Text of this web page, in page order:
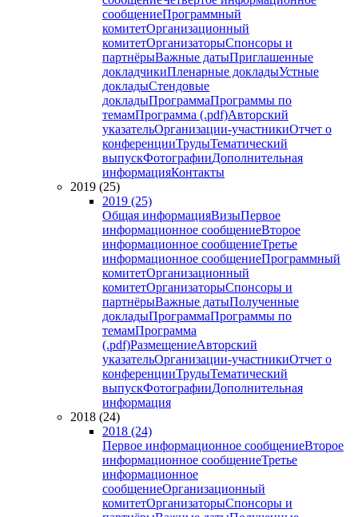
сообщениеПрограммный
комитетОрганизационный
комитетОрганизаторыСпонсоры и
партнёрыВажные датыПриглашенные
докладчикиПленарные докладыУстные
докладыСтендовые
докладыПрограммаПрограммы по
темамПрограмма (.pdf)Авторский
указательОрганизации-участникиОтчет о
конференцииТрудыТематический
выпускФотографииДополнительная
информацияКонтакты
2019 (25)
2019 (25)
Общая информацияВизыПервое
информационное сообщениеВторое
информационное сообщениеТретье
информационное сообщениеПрограммный
комитетОрганизационный
комитетОрганизаторыСпонсоры и
партнёрыВажные датыПолученные
докладыПрограммаПрограммы по
темамПрограмма
(.pdf)РазмещениеАвторский
указательОрганизации-участникиОтчет о
конференцииТрудыТематический
выпускФотографииДополнительная
информация
2018 (24)
2018 (24)
Первое информационное сообщениеВторое
информационное сообщениеТретье
информационное
сообщениеОрганизационный
комитетОрганизаторыСпонсоры и